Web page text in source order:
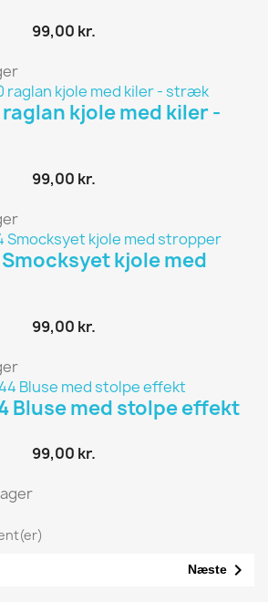
99,00 kr.
kjole med kiler -
99,00 kr.
kjole med
99,00 kr.
Bluse med stolpe effekt
99,00 kr.
Næste 